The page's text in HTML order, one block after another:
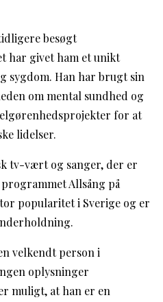
besøgt
har givet ham et unikt
sygdom. Han har brugt sin
om mental sundhed og
for at
lidelser.
tv-vært og sanger, der er
Allsång på
popularitet i Sverige og er
velkendt person i
oplysninger
muligt, at han er en